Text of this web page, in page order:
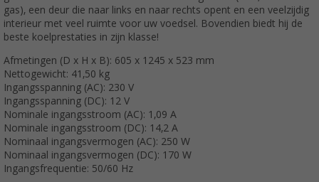
gas), een deur die naar links en naar rechts opent en een veelzijdig
interieur met veel ruimte voor uw voedsel. Bovendien biedt hij de
beste koelprestaties in zijn klasse!
Afmetingen (D x H x B): 605 x 1245 x 523 mm
Nettogewicht: 41,50 kg
Ingangsspanning (AC): 230 V
Ingangsspanning (DC): 12 V
Nominale ingangsstroom (AC): 1,09 A
Nominale ingangsstroom (DC): 14,2 A
Nominaal ingangsvermogen (AC): 250 W
Nominaal ingangsvermogen (DC): 170 W
Ingangsfrequentie: 50/60 Hz